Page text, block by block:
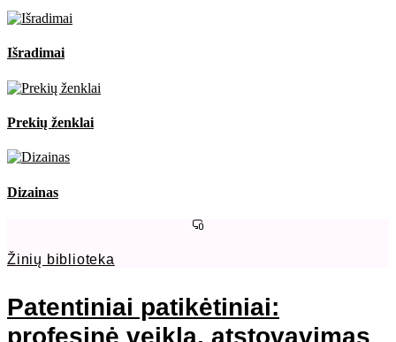
Išradimai
Prekių ženklai
Dizainas
Žinių biblioteka
Patentiniai patikėtiniai:
profesinė veikla, atstovavimas